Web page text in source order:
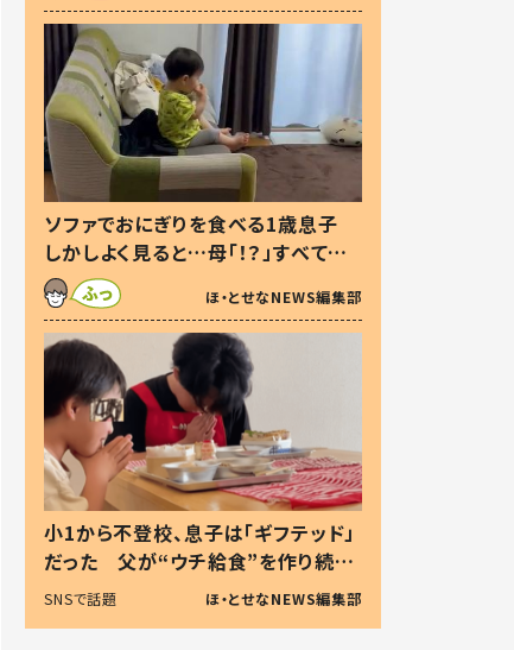
ソファでおにぎりを食べる1歳息子
しかしよく見ると…母「！？」すべてを
察した母の投稿に「可愛いから許
す！」「現行犯〜」
ほ・とせなNEWS編集部
小1から不登校、息子は「ギフテッド」
だった 父が“ウチ給食”を作り続け
る理由とは #令和の親 #令和の子
SNSで話題 ほ・とせなNEWS編集部